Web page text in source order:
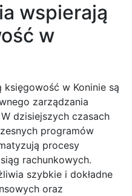
wspierają
w
księgowość w Koninie są
zarządzania
dzisiejszych czasach
programów
procesy
rachunkowych.
szybkie i dokładne
oraz